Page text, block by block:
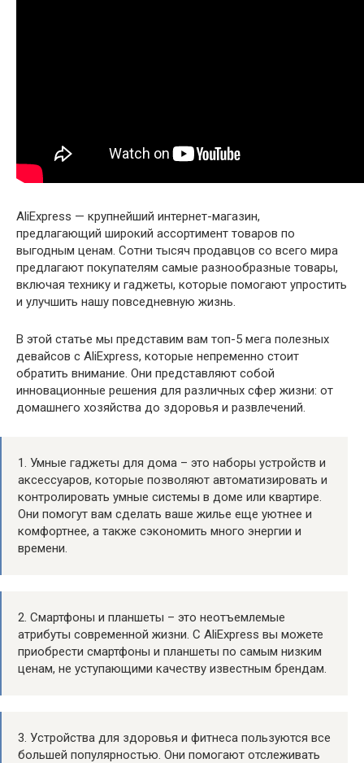
AliExpress — крупнейший интернет-магазин,
предлагающий широкий ассортимент товаров по
выгодным ценам. Сотни тысяч продавцов со всего мира
предлагают покупателям самые разнообразные товары,
включая технику и гаджеты, которые помогают упростить
и улучшить нашу повседневную жизнь.
В этой статье мы представим вам топ-5 мега полезных
девайсов с AliExpress, которые непременно стоит
обратить внимание. Они представляют собой
инновационные решения для различных сфер жизни: от
домашнего хозяйства до здоровья и развлечений.
1. Умные гаджеты для дома – это наборы устройств и
аксессуаров, которые позволяют автоматизировать и
контролировать умные системы в доме или квартире.
Они помогут вам сделать ваше жилье еще уютнее и
комфортнее, а также сэкономить много энергии и
времени.
2. Смартфоны и планшеты – это неотъемлемые
атрибуты современной жизни. С AliExpress вы можете
приобрести смартфоны и планшеты по самым низким
ценам, не уступающими качеству известным брендам.
3. Устройства для здоровья и фитнеса пользуются все
большей популярностью. Они помогают отслеживать